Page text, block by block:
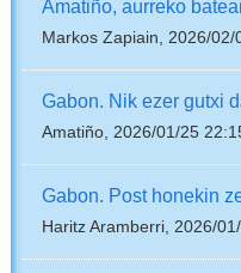
Amatiño, aurreko
Markos Zapiain, 2026/02/
Gabon. Nik ezer gutxi
Amatiño, 2026/01/25
Gabon. Post honekin
Haritz Aramberri, 2026/